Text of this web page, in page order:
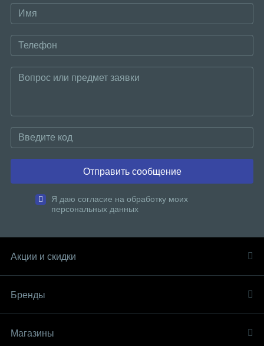
Отправить сообщение
Я даю согласие на обработку моих
персональных данных
Акции и скидки
Бренды
Магазины